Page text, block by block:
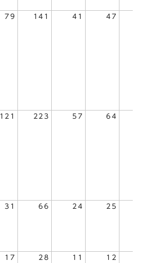
79 141 41 47
121 223 57 64
31 66 24 25
17 28 11 12